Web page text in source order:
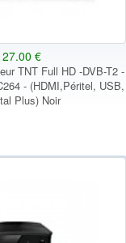
27.00 €
TNT Full HD -DVB-T2 -
- (HDMI,Péritel, USB,
Plus) Noir